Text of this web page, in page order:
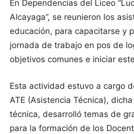
En Dependencias del Liceo
Alcayaga”, se reunieron los
educación, para capacitarse y
jornada de trabajo en pos de
objetivos comunes e iniciar
Esta actividad estuvo a cargo
ATE (Asistencia Técnica),
técnica, desarrolló temas de
para la formación de los